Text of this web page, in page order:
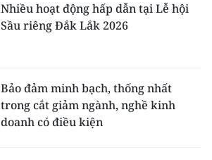
Nhiều hoạt động hấp dẫn tại Lễ hội
Sầu riêng Đắk Lắk 2026
Bảo đảm minh bạch, thống nhất
trong cắt giảm ngành, nghề kinh
doanh có điều kiện